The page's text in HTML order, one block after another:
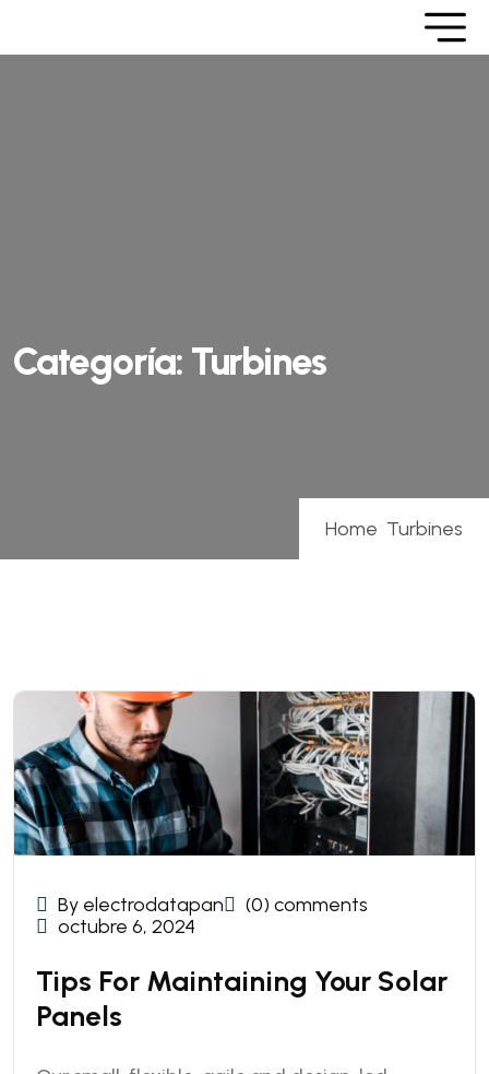
Categoría: Turbines
Home Turbines
By electrodatapan
(0) comments
octubre 6, 2024
Tips For Maintaining Your Solar
Panels